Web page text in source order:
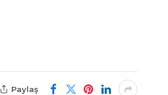
Paylaş